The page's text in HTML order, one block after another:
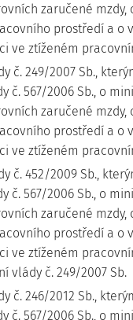
zaručené mzdy,
prostředí a o
ve ztíženém
č. 249/2007 Sb.,
č. 567/2006 Sb., o
zaručené mzdy,
prostředí a o
ve ztíženém
č. 452/2009 Sb.,
č. 567/2006 Sb., o
zaručené mzdy,
prostředí a o
ve ztíženém
vlády č. 249/2007 Sb.
č. 246/2012 Sb.,
č. 567/2006 Sb., o